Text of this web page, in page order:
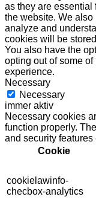
as they are essential
the website. We
analyze and
cookies will be
You also have the
opting out of some
experience.
Necessary
Necessary
immer aktiv
Necessary cookies
function properly.
and security
Cookie
cookielawinfo-
checbox-analytics